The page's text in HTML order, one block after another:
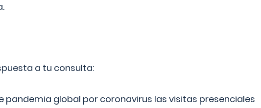
a tu consulta:
pandemia global por coronavirus las visitas presenciales